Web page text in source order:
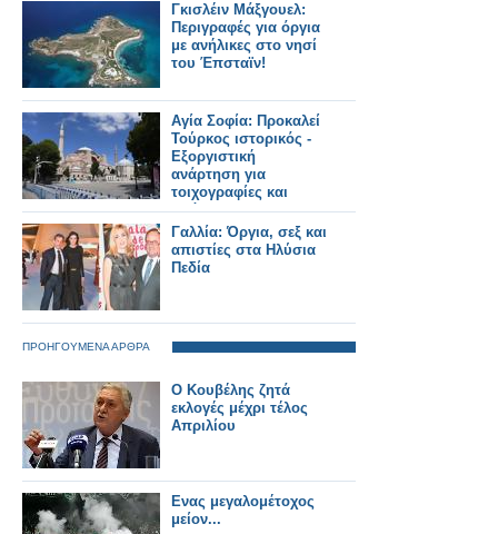
Γκισλέιν Μάξγουελ:
Περιγραφές για όργια
με ανήλικες στο νησί
του Έπσταϊν!
Αγία Σοφία: Προκαλεί
Τούρκος ιστορικός -
Εξοργιστική
ανάρτηση για
τοιχογραφίες και
«πόρνες»
Γαλλία: Όργια, σεξ και
απιστίες στα Ηλύσια
Πεδία
ΠΡΟΗΓΟΥΜΕΝΑ ΑΡΘΡΑ
Ο Κουβέλης ζητά
εκλογές μέχρι τέλος
Απριλίου
Ενας μεγαλομέτοχος
μείον...